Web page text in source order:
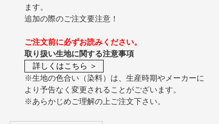
ます。
追加の際のご注文要注意！
ご注文前に必ずお読みください。
取り扱い生地に関する注意事項
詳しくはこちら ＞
※生地の色合い（染料）は、生産時期やメーカーに
より予告なく変更されることがございます。
※あらかじめご理解の上ご注文下さい。